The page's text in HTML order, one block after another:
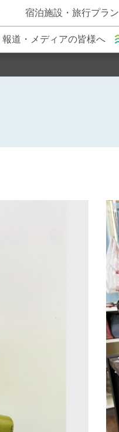
宿泊施設・旅行プラン
報道・メディアの皆様へ